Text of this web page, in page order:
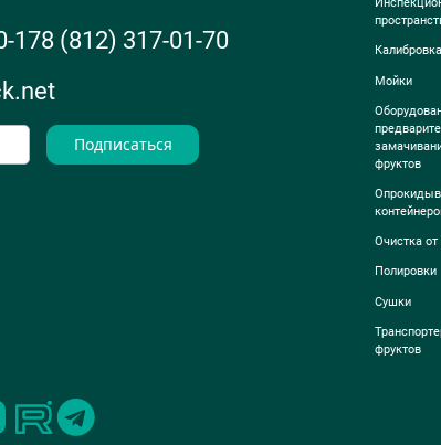
178 (812) 317-01-70
Подписаться
Мойки
фруктов
Очистка
Полировки
Сушки
фруктов